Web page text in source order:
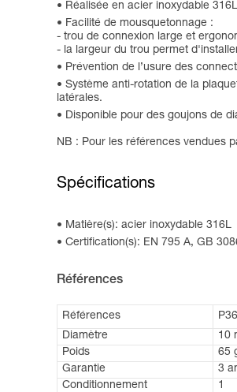
Réalisée en acier inoxydable
Facilité de mousquetonnage :
- trou de connexion large et
- la largeur du trou permet
Prévention de l’usure des
Système anti-rotation de la
latérales.
Disponible pour des goujons de
NB : Pour les références vendues
Spécifications
Matière(s): acier inoxydable 316L
Certification(s): EN 795 A, GB
Références
Références
Diamètre
10
Poids
65
Garantie
3
Conditionnement
1